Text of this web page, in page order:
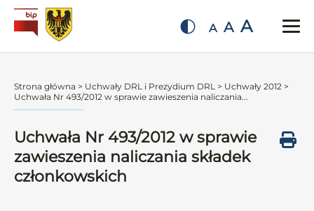
A A A
Strona główna > Uchwały DRL i Prezydium DRL > Uchwały 2012 >
Uchwała Nr 493/2012 w sprawie zawieszenia naliczania...
Uchwała Nr 493/2012 w sprawie
zawieszenia naliczania składek
członkowskich